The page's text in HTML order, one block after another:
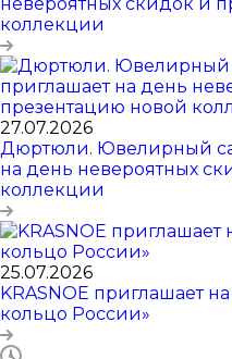
коллекции
27.07.2026
Дюртюли. Ювелирный
на день невероятных
коллекции
25.07.2026
KRASNOE приглашает
кольцо России»